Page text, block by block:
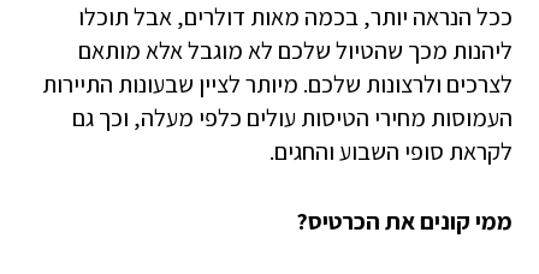
ככל הנראה יותר, בכמה מאות דולרים, אבל תוכלו
ליהנות מכך שהטיול שלכם לא מוגבל אלא מותאם
לצרכים ולרצונות שלכם. מיותר לציין שבעונות התיירות
העמוסות מחירי הטיסות עולים כלפי מעלה, וכך גם
לקראת סופי השבוע והחגים.
ממי קונים את הכרטיס?